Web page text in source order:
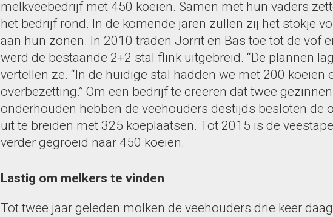
melkveebedrijf met 450 koeien. Samen met hun vaders
het bedrijf rond. In de komende jaren zullen zij het stokje
aan hun zonen. In 2010 traden Jorrit en Bas toe tot de vof
werd de bestaande 2+2 stal flink uitgebreid. “De plannen
vertellen ze. “In de huidige stal hadden we met 200 koeien
overbezetting.” Om een bedrijf te creëren dat twee
onderhouden hebben de veehouders destijds besloten de
uit te breiden met 325 koeplaatsen. Tot 2015 is de
verder gegroeid naar 450 koeien.
Lastig om melkers te vinden
Tot twee jaar geleden molken de veehouders drie keer